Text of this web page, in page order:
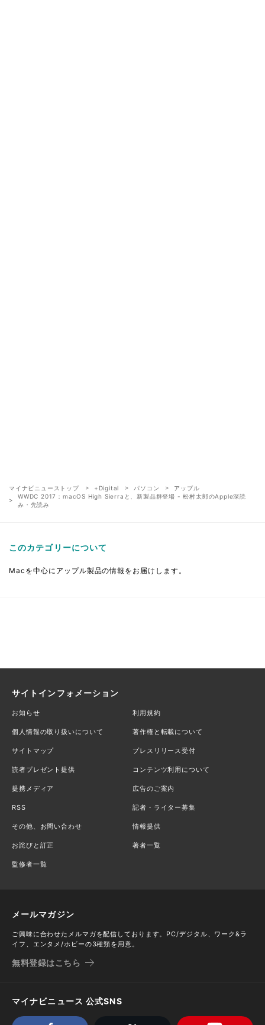
マイナビニューストップ +Digital パソコン
アップル
WWDC 2017：macOS High Sierraと、新製品群登場 - 松村太郎のApple深読
み・先読み
このカテゴリーについて
Macを中心にアップル製品の情報をお届けします。
サイトインフォメーション
お知らせ 利用規約
個人情報の取り扱いについて 著作権と転載について
サイトマップ プレスリリース受付
読者プレゼント提供 コンテンツ利用について
提携メディア 広告のご案内
RSS 記者・ライター募集
その他、お問い合わせ 情報提供
お詫びと訂正 著者一覧
監修者一覧
メールマガジン
ご興味に合わせたメルマガを配信しております。PC/デジタル、ワーク&ラ
イフ、エンタメ/ホビーの3種類を用意。
無料登録はこちら
マイナビニュース 公式SNS